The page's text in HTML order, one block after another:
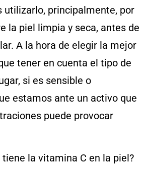
utilizarlo, principalmente, por
la piel limpia y seca, antes de
A la hora de elegir la mejor
tener en cuenta el tipo de
si es sensible o
estamos ante un activo que
puede provocar
la vitamina C en la piel?